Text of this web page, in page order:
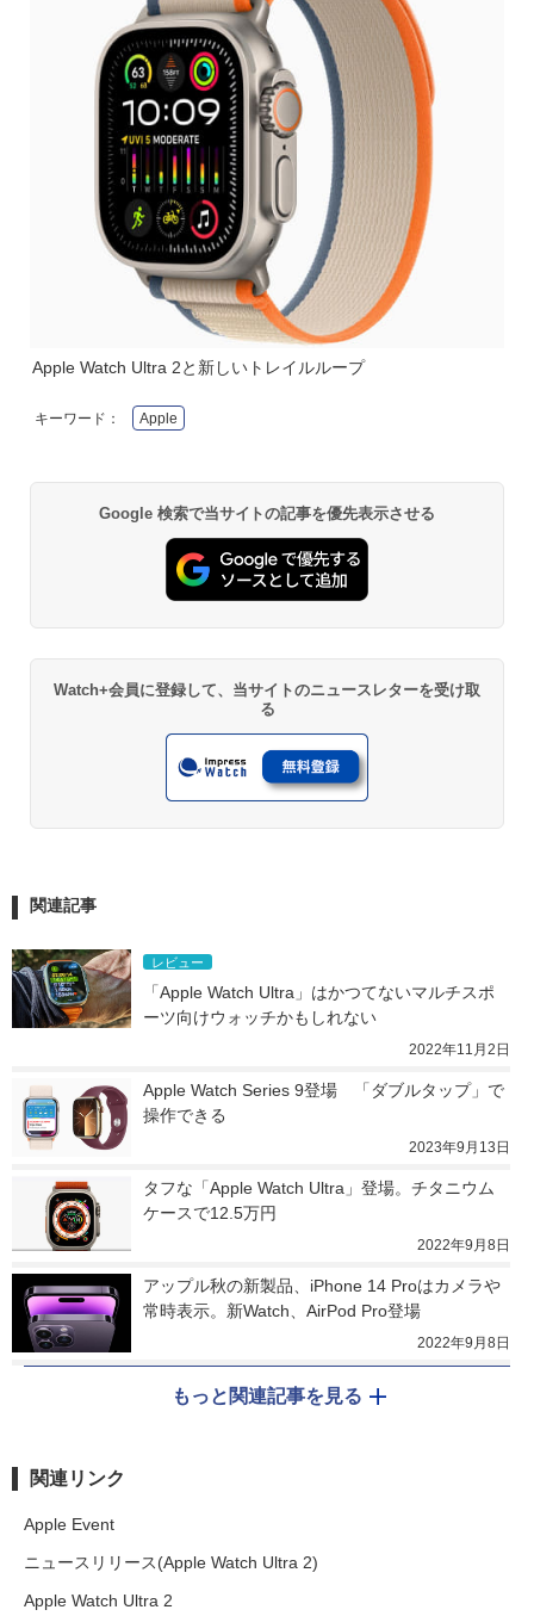
Apple Watch Ultra 2と新しいトレイルループ
キーワード： Apple
Google 検索で当サイトの記事を優先表示させる
Watch+会員に登録して、当サイトのニュースレターを受け取
る
関連記事
レビュー
「Apple Watch Ultra」はかつてないマルチスポ
ーツ向けウォッチかもしれない
2022年11月2日
Apple Watch Series 9登場　「ダブルタップ」で
操作できる
2023年9月13日
タフな「Apple Watch Ultra」登場。チタニウム
ケースで12.5万円
2022年9月8日
アップル秋の新製品、iPhone 14 Proはカメラや
常時表示。新Watch、AirPod Pro登場
2022年9月8日
もっと関連記事を見る
関連リンク
Apple Event
ニュースリリース(Apple Watch Ultra 2)
Apple Watch Ultra 2